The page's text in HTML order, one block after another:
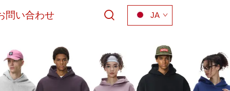
問い合わせ JA